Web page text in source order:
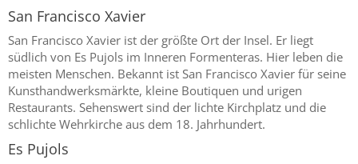
San Francisco Xavier
San Francisco Xavier ist der größte Ort der Insel. Er liegt
südlich von Es Pujols im Inneren Formenteras. Hier leben die
meisten Menschen. Bekannt ist San Francisco Xavier für seine
Kunsthandwerksmärkte, kleine Boutiquen und urigen
Restaurants. Sehenswert sind der lichte Kirchplatz und die
schlichte Wehrkirche aus dem 18. Jahrhundert.
Es Pujols